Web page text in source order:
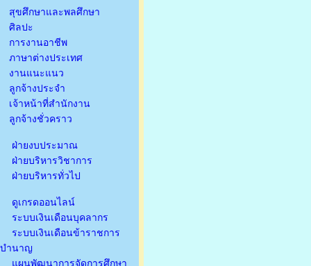
สุขศึกษาและพลศึกษา
ศิลปะ
การงานอาชีพ
ภาษาต่างประเทศ
งานแนะแนว
ลูกจ้างประจำ
เจ้าหน้าที่สำนักงาน
ลูกจ้างชั่วคราว
ฝ่ายงบประมาณ
ฝ่ายบริหารวิชาการ
ฝ่ายบริหารทั่วไป
ดูเกรดออนไลน์
ระบบเงินเดือนบุคลากร
ระบบเงินเดือนข้าราชการ
บำนาญ
แผนพัฒนาการจัดการศึกษา